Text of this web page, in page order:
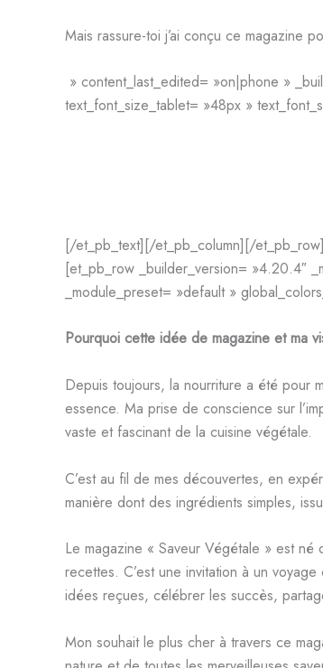
Mais rassure-toi j’ai conçu ce magazine
» content_last_edited= »on|phone »
text_font_size_tablet= »48px »
[/et_pb_text][/et_pb_column][/
[et_pb_row _builder_version= »4.20.4″
_module_preset= »default »
Pourquoi cette idée de magazine et ma
Depuis toujours, la nourriture a été pour
essence. Ma prise de conscience sur
vaste et fascinant de la cuisine végétale.
C’est au fil de mes découvertes, en
manière dont des ingrédients simples,
Le magazine « Saveur Végétale » est né
recettes. C’est une invitation à un
idées reçues, célébrer les succès,
Mon souhait le plus cher à travers ce